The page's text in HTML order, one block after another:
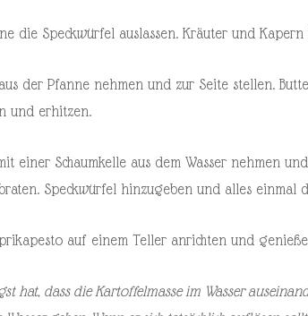
die Speckwürfel auslassen. Kräuter und
der Pfanne nehmen und zur Seite stellen.
und erhitzen.
einer Schaumkelle aus dem Wasser nehmen
Speckwürfel hinzugeben und alles einmal
auf einem Teller anrichten und
hat, dass die Kartoffelmasse im Wasser